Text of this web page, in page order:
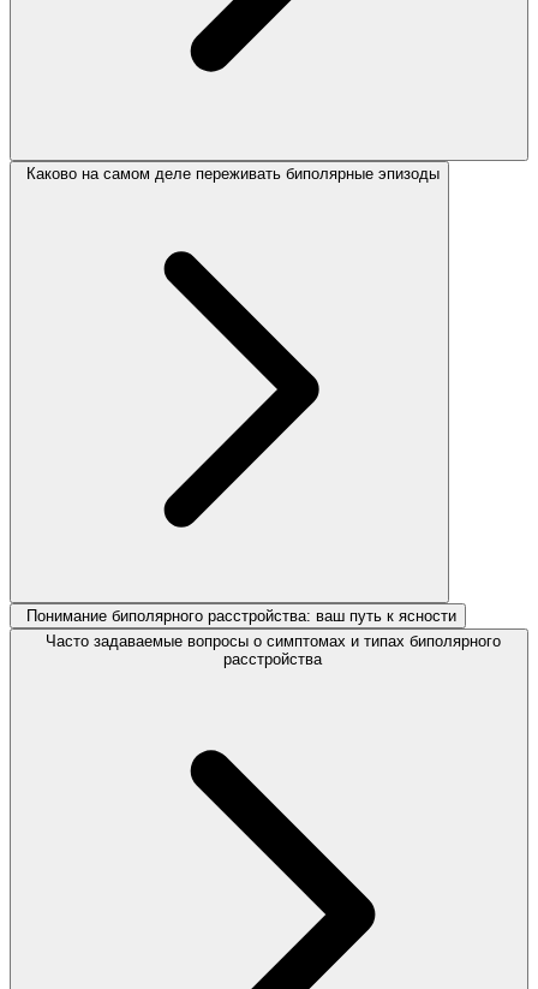
Каково на самом деле переживать биполярные эпизоды
Понимание биполярного расстройства: ваш путь к ясности
Часто задаваемые вопросы о симптомах и типах биполярного
расстройства